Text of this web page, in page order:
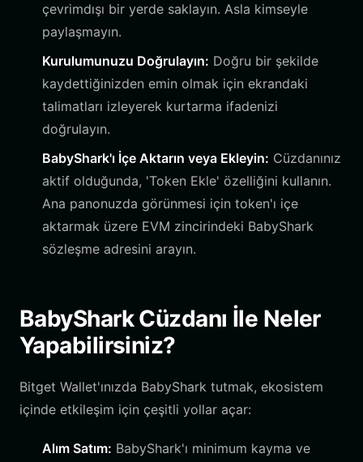
çevrimdışı bir yerde saklayın. Asla kimseyle
paylaşmayın.
Kurulumunuzu Doğrulayın: Doğru bir şekilde
kaydettiğinizden emin olmak için ekrandaki
talimatları izleyerek kurtarma ifadenizi
doğrulayın.
BabyShark'ı İçe Aktarın veya Ekleyin: Cüzdanınız
aktif olduğunda, 'Token Ekle' özelliğini kullanın.
Ana panonuzda görünmesi için token'ı içe
aktarmak üzere EVM zincirindeki BabyShark
sözleşme adresini arayın.
BabyShark Cüzdanı İle Neler
Yapabilirsiniz?
Bitget Wallet'ınızda BabyShark tutmak, ekosistem
içinde etkileşim için çeşitli yollar açar:
Alım Satım: BabyShark'ı minimum kayma ve